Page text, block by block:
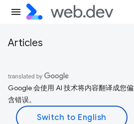
Articles
Google 会使用 AI 技术将内容翻译成您
含错误。